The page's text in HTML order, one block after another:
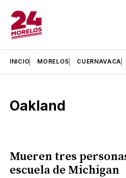
INICIO MORELOS CUERNAVACA
Oakland
Mueren tres
escuela de Michigan